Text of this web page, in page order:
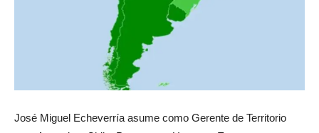
José Miguel Echeverría asume como Gerente de Territorio